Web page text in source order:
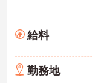
給料
勤務地